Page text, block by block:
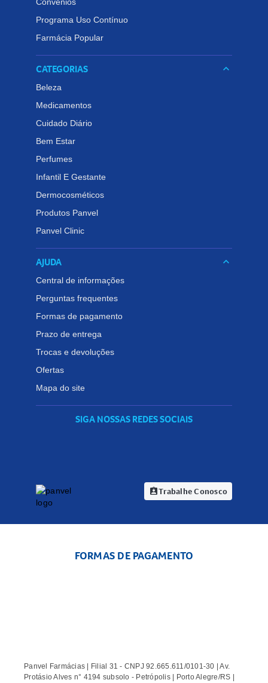
Programa Uso Contínuo
Farmácia Popular
CATEGORIAS keyboard_arrow_down
Beleza
Medicamentos
Cuidado Diário
Bem Estar
Perfumes
Infantil E Gestante
Dermocosméticos
Produtos Panvel
Panvel Clinic
AJUDA keyboard_arrow_down
Central de informações
Perguntas frequentes
Formas de pagamento
Prazo de entrega
Trocas e devoluções
Ofertas
Mapa do site
SIGA NOSSAS REDES SOCIAIS
assignment_indTrabalhe Conosco
FORMAS DE PAGAMENTO
Panvel Farmácias | Filial 31 - CNPJ 92.665.611/0101-30 | Av.
Protásio Alves n° 4194 subsolo - Petrópolis | Porto Alegre/RS |